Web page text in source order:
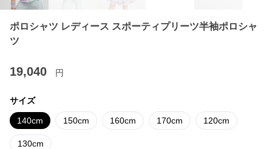
ポロシャツ レディース スポーティプリーツ半袖ポロシャ
ツ
19,040 円
サイズ
140cm 150cm 160cm 170cm 120cm
130cm